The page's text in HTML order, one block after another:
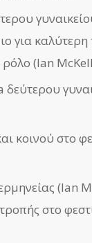
για καλύτερη
(Ian
κοινού στο
(Ian
στο